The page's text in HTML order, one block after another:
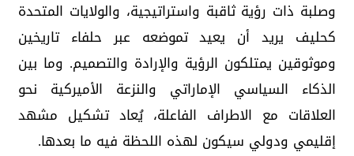
وصلبة ذات رؤية ثاقبة واستراتيجية، والولايات المتحدة
كحليف يريد أن يعيد تموضعه عبر حلفاء تاريخين
وموثوقين يمتلكون الرؤية والإرادة والتصميم. وما بين
الذكاء السياسي الإماراتي والنزعة الأميركية نحو
العلاقات مع الاطراف الفاعلة، يُعاد تشكيل مشهد
إقليمي ودولي سيكون لهذه اللحظة فيه ما بعدها.